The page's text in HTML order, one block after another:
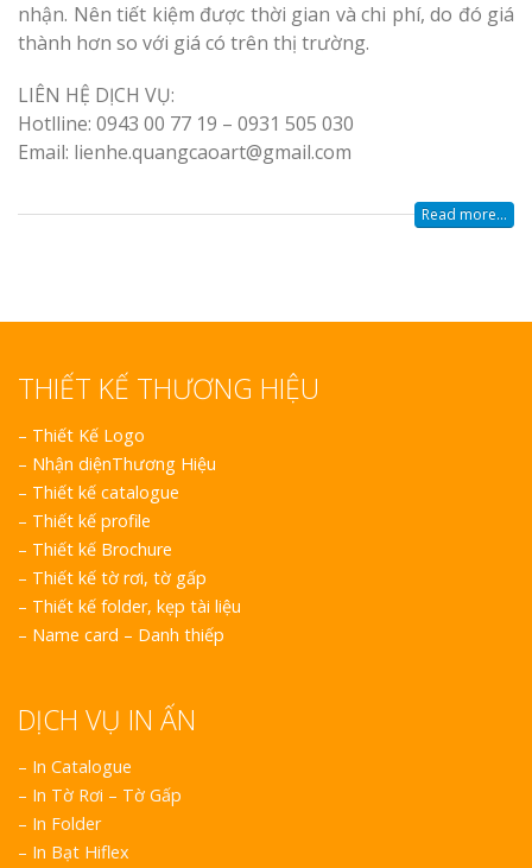
nhận. Nên tiết kiệm được thời gian và chi phí, do đó giá
thành hơn so với giá có trên thị trường.
LIÊN HỆ DỊCH VỤ:
Hotlline: 0943 00 77 19 – 0931 505 030
Email: lienhe.quangcaoart@gmail.com
Read more...
THIẾT KẾ THƯƠNG HIỆU
– Thiết Kế Logo
– Nhận diệnThương Hiệu
– Thiết kế catalogue
– Thiết kế profile
– Thiết kế Brochure
– Thiết kế tờ rơi, tờ gấp
– Thiết kế folder, kẹp tài liệu
– Name card – Danh thiếp
DỊCH VỤ IN ẤN
– In Catalogue
– In Tờ Rơi – Tờ Gấp
– In Folder
– In Bạt Hiflex